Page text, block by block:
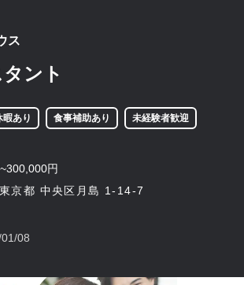
ス
ント
暇あり 食事補助あり 未経験者歓迎
円
京都 中央区月島 1-14-7
08